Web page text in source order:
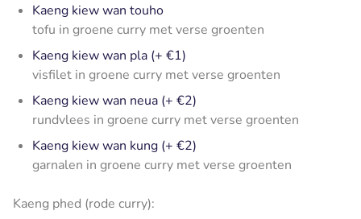
Kaeng kiew wan touho
tofu in groene curry met verse groenten
Kaeng kiew wan pla (+ €1)
visfilet in groene curry met verse groenten
Kaeng kiew wan neua (+ €2)
rundvlees in groene curry met verse groenten
Kaeng kiew wan kung (+ €2)
garnalen in groene curry met verse groenten
Kaeng phed (rode curry):